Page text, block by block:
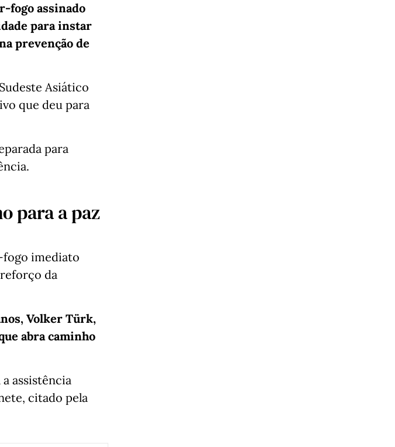
fogo assinado
para instar
prevenção de
Asiático
que deu para
para
para a paz
fogo imediato
da
Volker Türk,
abra caminho
assistência
citado pela